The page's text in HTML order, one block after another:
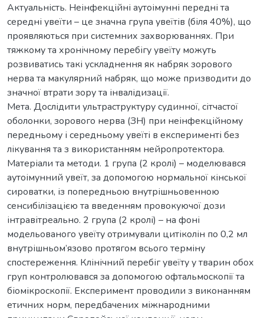
Актуальність. Неінфекційні аутоімунні передні та
середні увеїти – це значна група увеїтів (біля 40%), що
проявляються при системних захворюваннях. При
тяжкому та хронічному перебігу увеїту можуть
розвиватись такі ускладнення як набряк зорового
нерва та макулярний набряк, що може призводити до
значної втрати зору та інвалідизації.
Мета. Дослідити ультраструктуру судинної, сітчастої
оболонки, зорового нерва (ЗН) при неінфекційному
передньому і середньому увеїті в експерименті без
лікування та з використанням нейропротектора.
Матеріали та методи. 1 група (2 кролі) – моделювався
аутоімунний увеїт, за допомогою нормальної кінської
сироватки, із попередньою внутрішньовенною
сенсибілізацією та введенням провокуючої дози
інтравітреально. 2 група (2 кролі) – на фоні
модельованого увеїту отримували цитіколін по 0,2 мл
внутрішньом’язово протягом всього терміну
спостереження. Клінічний перебіг увеїту у тварин обох
груп контролювався за допомогою офтальмоскопії та
біомікроскопії. Експеримент проводили з виконанням
етичних норм, передбачених міжнародними